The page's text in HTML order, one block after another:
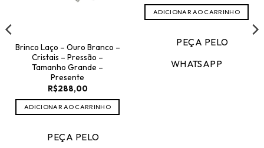
Brinco Laço – Ouro Branco –
Cristais – Pressão –
Tamanho Grande –
Presente
R$288,00
ADICIONAR AO CARRINHO
PEÇA PELO
original
era:
R$169,00.
atual
é:
R$84,50.
ADICIONAR AO CARRINHO
PEÇA PELO
WHATSAPP